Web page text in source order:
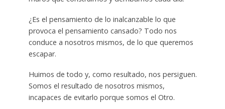
¿Es el pensamiento de lo inalcanzable lo que
provoca el pensamiento cansado? Todo nos
conduce a nosotros mismos, de lo que queremos
escapar.
Huimos de todo y, como resultado, nos persiguen.
Somos el resultado de nosotros mismos,
incapaces de evitarlo porque somos el Otro.